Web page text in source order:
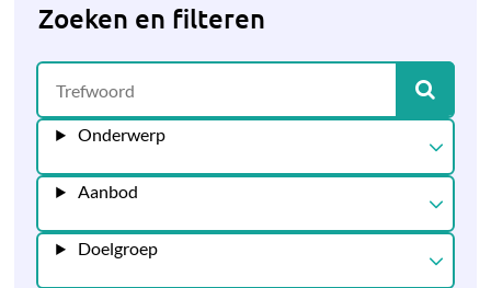
Zoeken en filteren
Onderwerp
Aanbod
Doelgroep